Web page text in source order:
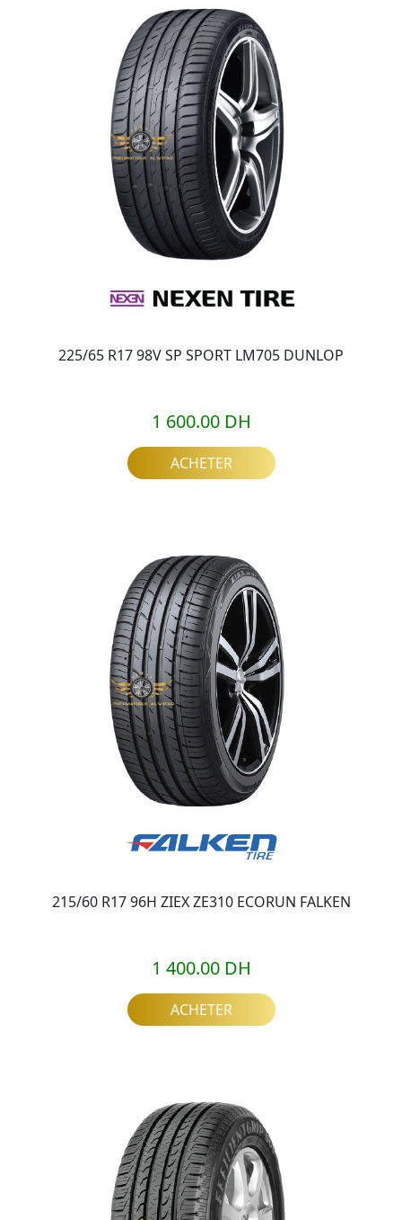
225/65 R17 98V SP SPORT LM705 DUNLOP
1 600.00 DH
ACHETER
215/60 R17 96H ZIEX ZE310 ECORUN FALKEN
1 400.00 DH
ACHETER